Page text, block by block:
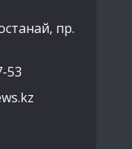
пр.
53